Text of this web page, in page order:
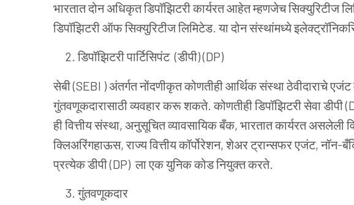
भारतात दोन अधिकृत डिपॉझिटरी कार्यरत आहेत म्हणजेच सिक्युरिटीज
डिपॉझिटरी ऑफ सिक्युरिटीज लिमिटेड. या दोन संस्थांमध्ये
डिपॉझिटरी पार्टिसिपंट (डीपी)(DP)
सेबी(SEBI )अंतर्गत नोंदणीकृत कोणतीही आर्थिक संस्था ठेवीदाराचे
गुंतवणूकदारासाठी व्यवहार करू शकते. कोणतीही डिपॉझिटरी सेवा डीपी(
ही वित्तीय संस्था, अनुसूचित व्यावसायिक बँक, भारतात कार्यरत
क्लिअरिंगहाऊस, राज्य वित्तीय कॉर्पोरेशन, शेअर ट्रान्सफर एजंट, नॉन-
प्रत्येक डीपी(DP) ला एक युनिक कोड नियुक्त करते.
गुंतवणूकदार